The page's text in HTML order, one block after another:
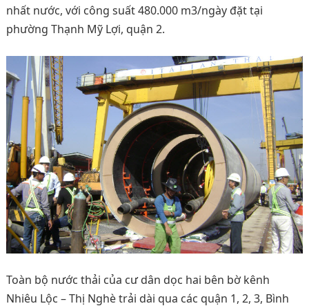
nhất nước, với công suất 480.000 m3/ngày đặt tại
phường Thạnh Mỹ Lợi, quận 2.
Toàn bộ nước thải của cư dân dọc hai bên bờ kênh
Nhiêu Lộc – Thị Nghè trải dài qua các quận 1, 2, 3, Bình